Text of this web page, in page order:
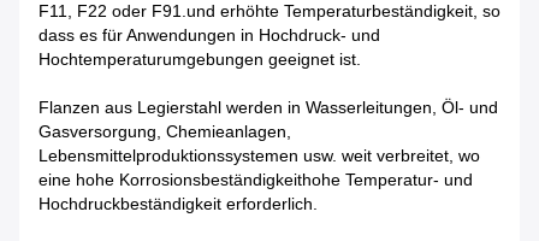
F11, F22 oder F91.und erhöhte Temperaturbeständigkeit, so
dass es für Anwendungen in Hochdruck- und
Hochtemperaturumgebungen geeignet ist.
Flanzen aus Legierstahl werden in Wasserleitungen, Öl- und
Gasversorgung, Chemieanlagen,
Lebensmittelproduktionssystemen usw. weit verbreitet, wo
eine hohe Korrosionsbeständigkeithohe Temperatur- und
Hochdruckbeständigkeit erforderlich.